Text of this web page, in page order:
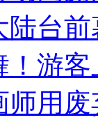
台
游客
用